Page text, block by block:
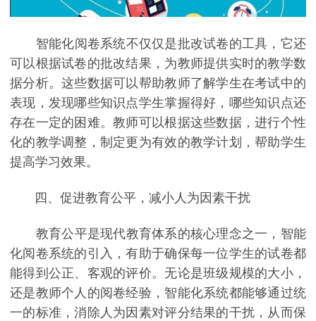
智能化阅卷系统不仅仅是批改试卷的工具，它还
可以根据试卷的批改结果，为教师提供实时的教学数
据分析。这些数据可以帮助教师了解学生在考试中的
表现，发现哪些知识点学生掌握得好，哪些知识点还
存在一定的困难。教师可以根据这些数据，进行个性
化的教学调整，制定更为有效的教学计划，帮助学生
提高学习效果。
四、促进教育公平，减小人为因素干扰
教育公平是现代教育体系的核心理念之一，智能
化阅卷系统的引入，有助于确保每一位学生的试卷都
能得到公正、客观的评价。无论是班级规模的大小，
还是教师个人的阅卷经验，智能化系统都能够通过统
一的标准，消除人为因素对评分结果的干扰，从而保